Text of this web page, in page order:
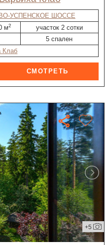
УСПЕНСКОЕ ШОССЕ
м2
участок 2 сотки
5 спален
Клаб
+5